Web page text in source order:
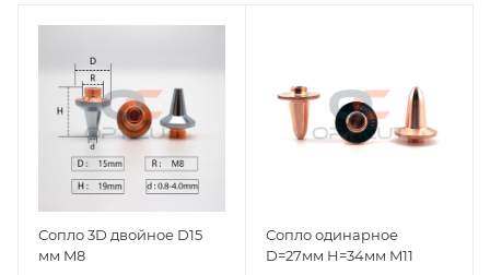
Сопло 3D двойное D15
мм M8
Сопло одинарное
D=27мм H=34мм M11